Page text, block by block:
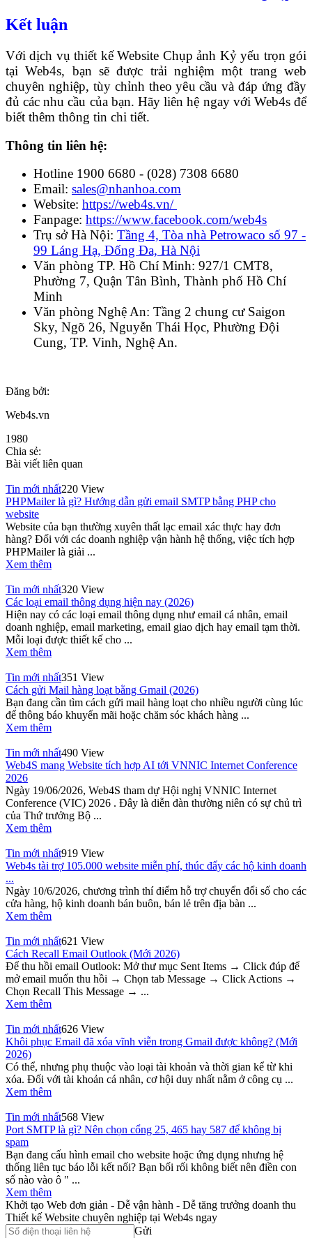
Kết luận
Với dịch vụ thiết kế Website Chụp ảnh Kỷ yếu trọn gói
tại Web4s, bạn sẽ được trải nghiệm một trang web
chuyên nghiệp, tùy chỉnh theo yêu cầu và đáp ứng đầy
đủ các nhu cầu của bạn. Hãy liên hệ ngay với Web4s để
biết thêm thông tin chi tiết.
Thông tin liên hệ:
Hotline 1900 6680 - (028) 7308 6680
Email: sales@nhanhoa.com
Website: https://web4s.vn/
Fanpage: https://www.facebook.com/web4s
Trụ sở Hà Nội: Tầng 4, Tòa nhà Petrowaco số 97 -
99 Láng Hạ, Đống Đa, Hà Nội
Văn phòng TP. Hồ Chí Minh: 927/1 CMT8,
Phường 7, Quận Tân Bình, Thành phố Hồ Chí
Minh
Văn phòng Nghệ An: Tầng 2 chung cư Saigon
Sky, Ngõ 26, Nguyễn Thái Học, Phường Đội
Cung, TP. Vinh, Nghệ An.
Đăng bởi:
Web4s.vn
1980
Chia sẻ:
Bài viết liên quan
Tin mới nhất220 View
PHPMailer là gì? Hướng dẫn gửi email SMTP bằng PHP cho
website
Website của bạn thường xuyên thất lạc email xác thực hay đơn
hàng? Đối với các doanh nghiệp vận hành hệ thống, việc tích hợp
PHPMailer là giải ...
Xem thêm
Tin mới nhất320 View
Các loại email thông dụng hiện nay (2026)
Hiện nay có các loại email thông dụng như email cá nhân, email
doanh nghiệp, email marketing, email giao dịch hay email tạm thời.
Mỗi loại được thiết kế cho ...
Xem thêm
Tin mới nhất351 View
Cách gửi Mail hàng loạt bằng Gmail (2026)
Bạn đang cần tìm cách gửi mail hàng loạt cho nhiều người cùng lúc
để thông báo khuyến mãi hoặc chăm sóc khách hàng ...
Xem thêm
Tin mới nhất490 View
Web4S mang Website tích hợp AI tới VNNIC Internet Conference
2026
Ngày 19/06/2026, Web4S tham dự Hội nghị VNNIC Internet
Conference (VIC) 2026 . Đây là diễn đàn thường niên có sự chủ trì
của Thứ trưởng Bộ ...
Xem thêm
Tin mới nhất919 View
Web4s tài trợ 105.000 website miễn phí, thúc đẩy các hộ kinh doanh
...
Ngày 10/6/2026, chương trình thí điểm hỗ trợ chuyển đổi số cho các
cửa hàng, hộ kinh doanh bán buôn, bán lẻ trên địa bàn ...
Xem thêm
Tin mới nhất621 View
Cách Recall Email Outlook (Mới 2026)
Để thu hồi email Outlook: Mở thư mục Sent Items → Click đúp để
mở email muốn thu hồi → Chọn tab Message → Click Actions →
Chọn Recall This Message → ...
Xem thêm
Tin mới nhất626 View
Khôi phục Email đã xóa vĩnh viễn trong Gmail được không? (Mới
2026)
Có thể, nhưng phụ thuộc vào loại tài khoản và thời gian kể từ khi
xóa. Đối với tài khoản cá nhân, cơ hội duy nhất nằm ở công cụ ...
Xem thêm
Tin mới nhất568 View
Port SMTP là gì? Nên chọn cổng 25, 465 hay 587 để không bị
spam
Bạn đang cấu hình email cho website hoặc ứng dụng nhưng hệ
thống liên tục báo lỗi kết nối? Bạn bối rối không biết nên điền con
số nào vào ô " ...
Xem thêm
Khởi tạo Web đơn giản - Dễ vận hành - Dễ tăng trưởng doanh thu
Thiết kế Website chuyên nghiệp tại Web4s ngay
Gửi